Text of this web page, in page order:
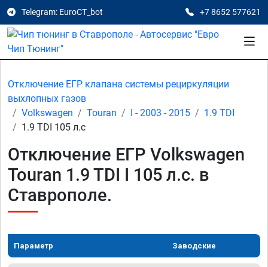
Telegram: EuroCT_bot +7 8652 577621
Отключение ЕГР клапана системы рециркуляции
выхлопных газов
Volkswagen
Touran I - 2003 - 2015
1.9 TDI
1.9 TDI 105 л.с
Отключение ЕГР Volkswagen
Touran 1.9 TDI I 105 л.с. в
Ставрополе.
Параметр Заводские